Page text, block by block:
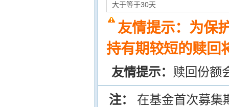
大于等于30天
友情提示：为保
持有期较短的赎回
友情提示： 赎回份额
注： 在基金首次募集